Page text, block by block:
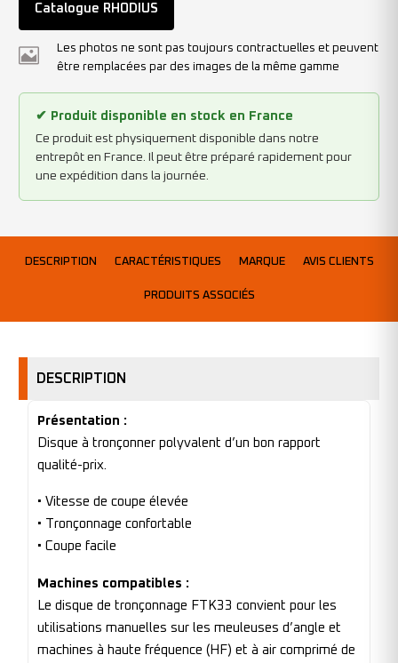
Catalogue RHODIUS
Les photos ne sont pas toujours contractuelles et peuvent
être remplacées par des images de la même gamme
✔ Produit disponible en stock en France
Ce produit est physiquement disponible dans notre
entrepôt en France. Il peut être préparé rapidement pour
une expédition dans la journée.
DESCRIPTION CARACTÉRISTIQUES MARQUE AVIS CLIENTS
PRODUITS ASSOCIÉS
DESCRIPTION
Présentation :
Disque à tronçonner polyvalent d’un bon rapport
qualité-prix.
• Vitesse de coupe élevée
• Tronçonnage confortable
• Coupe facile
Machines compatibles :
Le disque de tronçonnage FTK33 convient pour les
utilisations manuelles sur les meuleuses d’angle et
machines à haute fréquence (HF) et à air comprimé de